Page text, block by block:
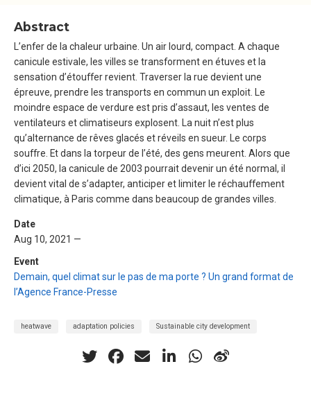
Abstract
L’enfer de la chaleur urbaine. Un air lourd, compact. A chaque
canicule estivale, les villes se transforment en étuves et la
sensation d’étouffer revient. Traverser la rue devient une
épreuve, prendre les transports en commun un exploit. Le
moindre espace de verdure est pris d’assaut, les ventes de
ventilateurs et climatiseurs explosent. La nuit n’est plus
qu’alternance de rêves glacés et réveils en sueur. Le corps
souffre. Et dans la torpeur de l’été, des gens meurent. Alors que
d’ici 2050, la canicule de 2003 pourrait devenir un été normal, il
devient vital de s’adapter, anticiper et limiter le réchauffement
climatique, à Paris comme dans beaucoup de grandes villes.
Date
Aug 10, 2021 —
Event
Demain, quel climat sur le pas de ma porte ? Un grand format de
l’Agence France-Presse
heatwave adaptation policies Sustainable city development